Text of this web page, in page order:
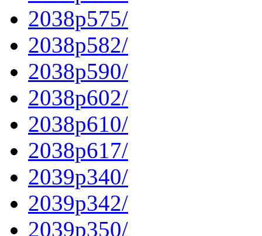
2038p575/
2038p582/
2038p590/
2038p602/
2038p610/
2038p617/
2039p340/
2039p342/
2039p350/